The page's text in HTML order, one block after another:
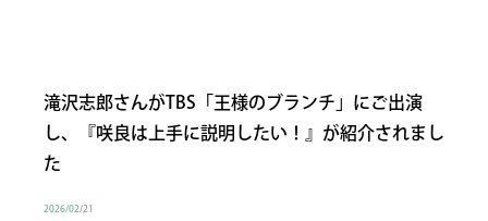
滝沢志郎さんがTBS「王様のブランチ」にご出演
し、『咲良は上手に説明したい！』が紹介されまし
た
2026/02/21